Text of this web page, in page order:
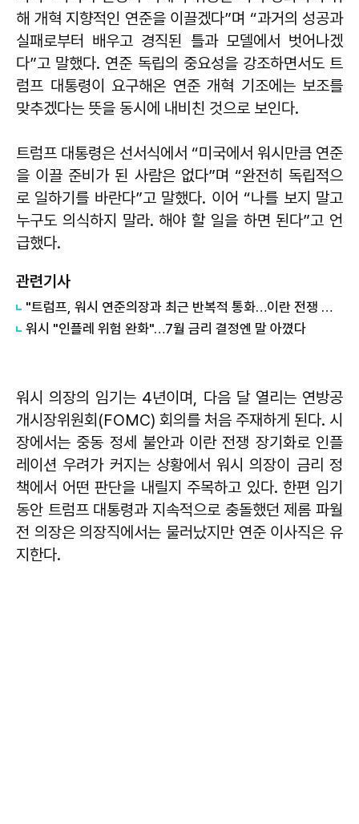
해 개혁 지향적인 연준을 이끌겠다”며 “과거의 성공과
실패로부터 배우고 경직된 틀과 모델에서 벗어나겠
다”고 말했다. 연준 독립의 중요성을 강조하면서도 트
럼프 대통령이 요구해온 연준 개혁 기조에는 보조를
맞추겠다는 뜻을 동시에 내비친 것으로 보인다.
트럼프 대통령은 선서식에서 “미국에서 워시만큼 연준
을 이끌 준비가 된 사람은 없다”며 “완전히 독립적으
로 일하기를 바란다”고 말했다. 이어 “나를 보지 말고
누구도 의식하지 말라. 해야 할 일을 하면 된다”고 언
급했다.
관련기사
"트럼프, 워시 연준의장과 최근 반복적 통화…이란 전쟁 등 자문 구해"
워시 "인플레 위험 완화"…7월 금리 결정엔 말 아꼈다
워시 의장의 임기는 4년이며, 다음 달 열리는 연방공
개시장위원회(FOMC) 회의를 처음 주재하게 된다. 시
장에서는 중동 정세 불안과 이란 전쟁 장기화로 인플
레이션 우려가 커지는 상황에서 워시 의장이 금리 정
책에서 어떤 판단을 내릴지 주목하고 있다. 한편 임기
동안 트럼프 대통령과 지속적으로 충돌했던 제롬 파월
전 의장은 의장직에서는 물러났지만 연준 이사직은 유
지한다.